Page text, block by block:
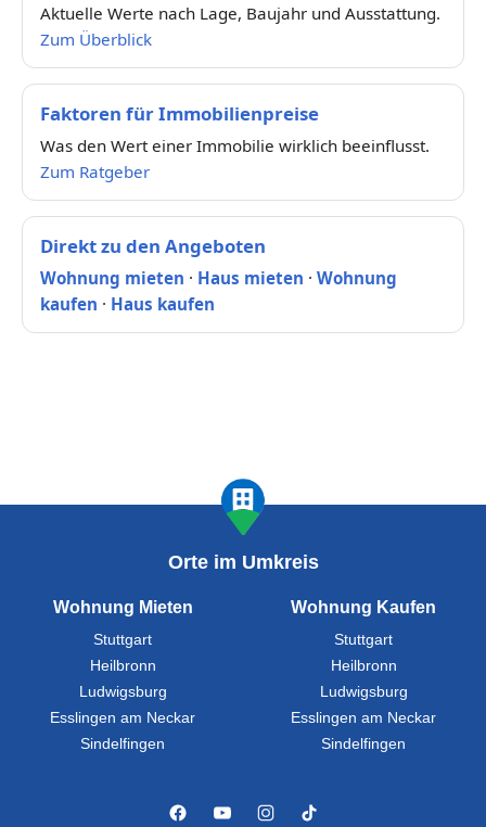
Aktuelle Werte nach Lage, Baujahr und Ausstattung.
Zum Überblick
Faktoren für Immobilienpreise
Was den Wert einer Immobilie wirklich beeinflusst.
Zum Ratgeber
Direkt zu den Angeboten
Wohnung mieten · Haus mieten · Wohnung
kaufen · Haus kaufen
Orte im Umkreis
Wohnung Mieten
Stuttgart
Heilbronn
Ludwigsburg
Esslingen am Neckar
Sindelfingen
Wohnung Kaufen
Stuttgart
Heilbronn
Ludwigsburg
Esslingen am Neckar
Sindelfingen